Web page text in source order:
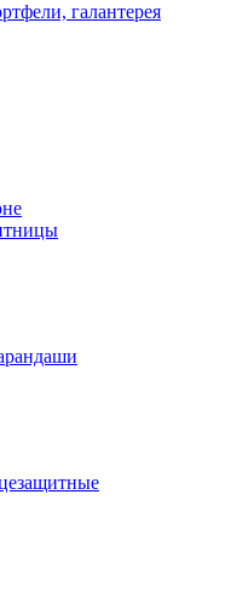
галантерея